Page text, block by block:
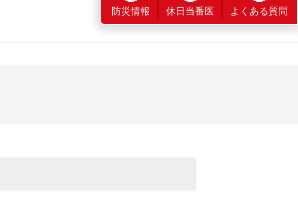
防災情報 休日当番医 よくある質問